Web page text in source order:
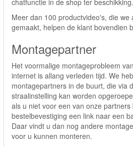
chatfunctie in de shop ter beschikking.
Meer dan 100 productvideo's, die we
gemaakt, helpen de klant bovendien
Montagepartner
Het voormalige montageprobleem
internet is allang verleden tijd. We
montagepartners in de buurt, die via
straalinstelling kan worden
als u niet voor een van onze partners
bestelbevestiging een link naar een
Daar vindt u dan nog andere
voor u kunnen monteren.